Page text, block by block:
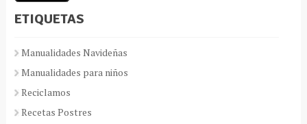
ETIQUETAS
Manualidades Navideñas
Manualidades para niños
Reciclamos
Recetas Postres